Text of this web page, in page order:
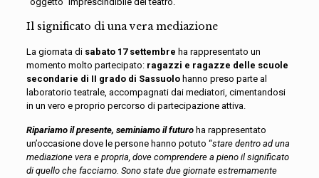
Il significato di una vera mediazione
La giornata di sabato 17 settembre ha rappresentato un
momento molto partecipato: ragazzi e ragazze delle scuole
secondarie di II grado di Sassuolohanno preso parte al
laboratorio teatrale, accompagnati dai mediatori, cimentandosi
in un vero e proprio percorso di partecipazione attiva.
Ripariamo il presente, seminiamo il futuro ha rappresentato
un’occasione dove le persone hanno potuto “stare dentro ad una
mediazione vera e propria, dove comprendere a pieno il significato
di quello che facciamo. Sono state due giornate estremamente